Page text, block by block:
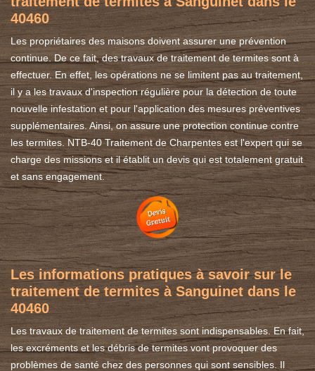
40460
Les propriétaires des maisons doivent assurer une prévention
continue. De ce fait, des travaux de traitement de termites sont à
effectuer. En effet, les opérations ne se limitent pas au traitement,
il y a les travaux d'inspection régulière pour la détection de toute
nouvelle infestation et pour l'application des mesures préventives
supplémentaires. Ainsi, on assure une protection continue contre
les termites. NTB-40 Traitement de Charpentes est l'expert qui se
charge des missions et il établit un devis qui est totalement gratuit
et sans engagement.
Les informations pratiques à savoir sur le
traitement de termites à Sanguinet dans le
40460
Les travaux de traitement de termites sont indispensables. En fait,
les excréments et les débris de termites vont provoquer des
problèmes de santé chez des personnes qui sont sensibles. Il